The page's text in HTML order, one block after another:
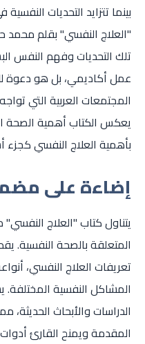
بينما تتزايد التحديات
"العلاج النفسي" بقلم
تلك التحديات وفهم النفس
عمل أكاديمي، بل هو دعوة
المجتمعات العربية التي
يعكس الكتاب أهمية الصحة
بأهمية العلاج النفسي كجزء
إضاءة على
يتناول كتاب "العلاج
المتعلقة بالصحة النفسية.
تعريفات العلاج النفسي،
المشاكل النفسية المختلفة.
الدراسات والأبحاث
المقدمة ويمنح القارئ